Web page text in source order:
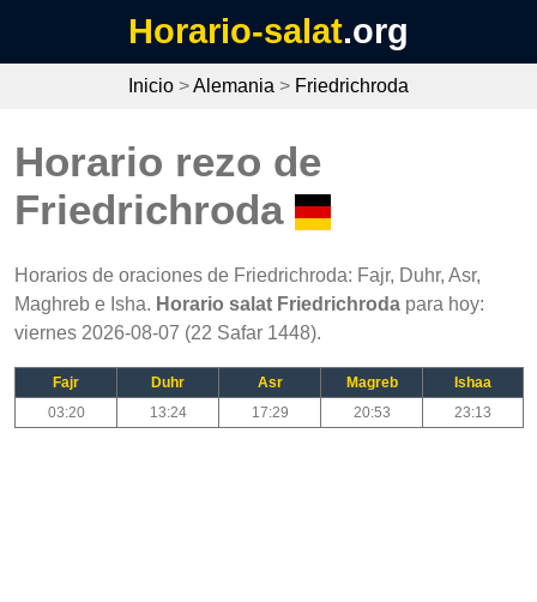
Horario-salat.org
Inicio >Alemania > Friedrichroda
Horario rezo de
Friedrichroda
Horarios de oraciones de Friedrichroda: Fajr, Duhr, Asr,
Maghreb e Isha. Horario salat Friedrichroda para hoy:
viernes 2026-08-07 (22 Safar 1448).
Fajr Duhr Asr Magreb
Ishaa
03:20
13:24 17:29 20:53 23:13